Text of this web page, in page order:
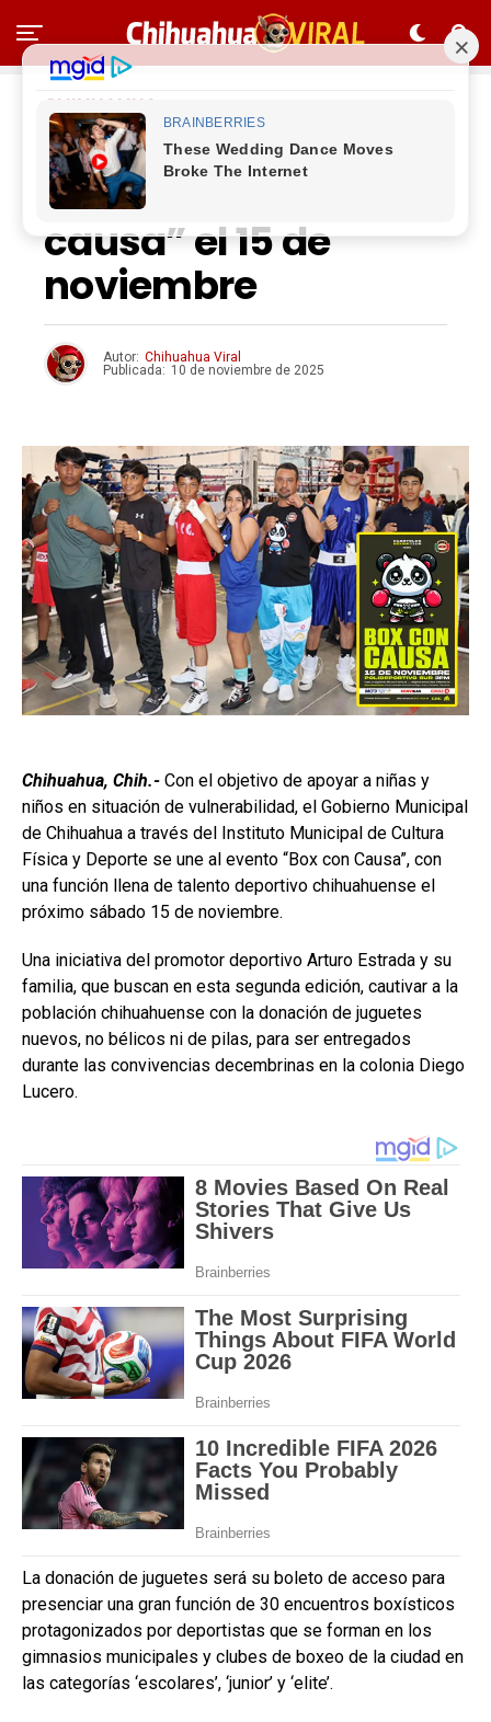
CHIHUAHUA
Invita Municipio a la
función “Box con
causa” el 15 de
noviembre
Autor: Chihuahua Viral
Publicada: 10 de noviembre de 2025
Chihuahua, Chih.- Con el objetivo de apoyar a niñas y
niños en situación de vulnerabilidad, el Gobierno Municipal
de Chihuahua a través del Instituto Municipal de Cultura
Física y Deporte se une al evento “Box con Causa”, con
una función llena de talento deportivo chihuahuense el
próximo sábado 15 de noviembre.
Una iniciativa del promotor deportivo Arturo Estrada y su
familia, que buscan en esta segunda edición, cautivar a la
población chihuahuense con la donación de juguetes
nuevos, no bélicos ni de pilas, para ser entregados
durante las convivencias decembrinas en la colonia Diego
Lucero.
La donación de juguetes será su boleto de acceso para
presenciar una gran función de 30 encuentros boxísticos
protagonizados por deportistas que se forman en los
gimnasios municipales y clubes de boxeo de la ciudad en
las categorías ‘escolares’, ‘junior’ y ‘elite’.